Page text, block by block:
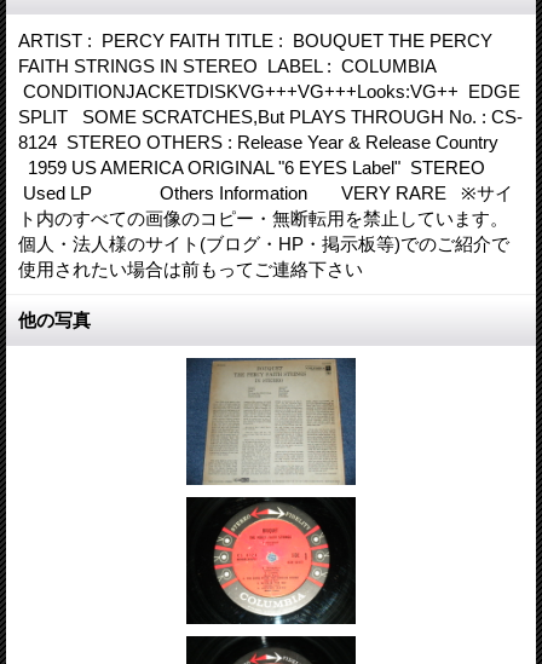
ARTIST : PERCY FAITH TITLE : BOUQUET THE PERCY
FAITH STRINGS IN STEREO LABEL : COLUMBIA
CONDITIONJACKETDISKVG+++VG+++Looks:VG++ EDGE
SPLIT SOME SCRATCHES,But PLAYS THROUGH No. : CS-
8124 STEREO OTHERS : Release Year & Release Country
1959 US AMERICA ORIGINAL "6 EYES Label" STEREO
Used LP Others Information VERY RARE ※サイ
ト内のすべての画像のコピー・無断転用を禁止しています。
個人・法人様のサイト(ブログ・HP・掲示板等)でのご紹介で
使用されたい場合は前もってご連絡下さい
他の写真